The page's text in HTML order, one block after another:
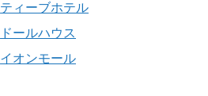
ティーブホテル
ドールハウス
イオンモール